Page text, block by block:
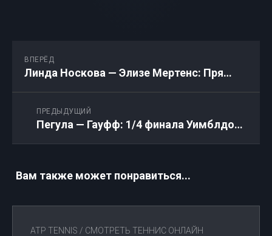
ВПЕРЁД
Линда Носкова — Элизе Мертенс: Прямая трансляция онлайн 08.07.2026
ПРЕДЫДУЩИЙ
Пегула — Гауфф: 1/4 финала Уимблдон 2026: Прямая трансляция 07.07.2026
Вам также может понравиться...
ATP TENNIS / СМОТРЕТЬ ТЕННИС ОНЛАЙН